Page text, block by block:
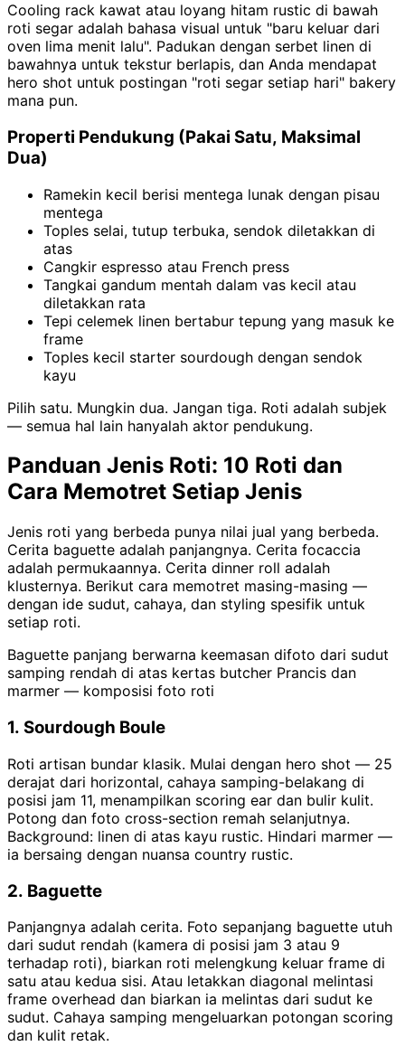
Cooling rack kawat atau loyang hitam rustic di bawah
roti segar adalah bahasa visual untuk "baru keluar dari
oven lima menit lalu". Padukan dengan serbet linen di
bawahnya untuk tekstur berlapis, dan Anda mendapat
hero shot untuk postingan "roti segar setiap hari" bakery
mana pun.
Properti Pendukung (Pakai Satu, Maksimal
Dua)
Ramekin kecil berisi mentega lunak dengan pisau
mentega
Toples selai, tutup terbuka, sendok diletakkan di
atas
Cangkir espresso atau French press
Tangkai gandum mentah dalam vas kecil atau
diletakkan rata
Tepi celemek linen bertabur tepung yang masuk ke
frame
Toples kecil starter sourdough dengan sendok
kayu
Pilih satu. Mungkin dua. Jangan tiga. Roti adalah subjek
— semua hal lain hanyalah aktor pendukung.
Panduan Jenis Roti: 10 Roti dan
Cara Memotret Setiap Jenis
Jenis roti yang berbeda punya nilai jual yang berbeda.
Cerita baguette adalah panjangnya. Cerita focaccia
adalah permukaannya. Cerita dinner roll adalah
klusternya. Berikut cara memotret masing-masing —
dengan ide sudut, cahaya, dan styling spesifik untuk
setiap roti.
Baguette panjang berwarna keemasan difoto dari sudut
samping rendah di atas kertas butcher Prancis dan
marmer — komposisi foto roti
1. Sourdough Boule
Roti artisan bundar klasik. Mulai dengan hero shot — 25
derajat dari horizontal, cahaya samping-belakang di
posisi jam 11, menampilkan scoring ear dan bulir kulit.
Potong dan foto cross-section remah selanjutnya.
Background: linen di atas kayu rustic. Hindari marmer —
ia bersaing dengan nuansa country rustic.
2. Baguette
Panjangnya adalah cerita. Foto sepanjang baguette utuh
dari sudut rendah (kamera di posisi jam 3 atau 9
terhadap roti), biarkan roti melengkung keluar frame di
satu atau kedua sisi. Atau letakkan diagonal melintasi
frame overhead dan biarkan ia melintas dari sudut ke
sudut. Cahaya samping mengeluarkan potongan scoring
dan kulit retak.